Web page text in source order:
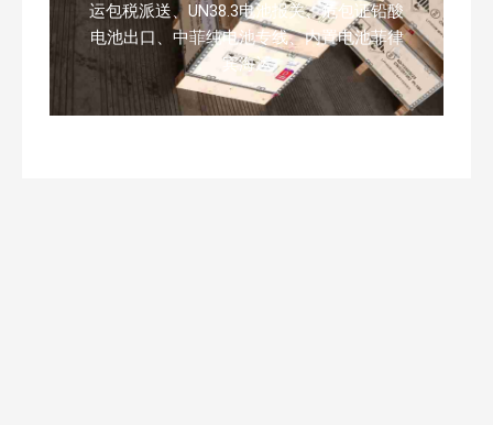
运包税派送、UN38.3电池报关、危包证铅酸
电池出口、中菲纯电池专线、内置电池菲律
宾海运